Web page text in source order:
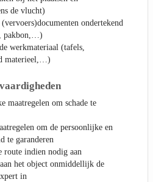
de vlucht)
ondertekend
pakbon,…)
werkmateriaal (tafels,
materieel,…)
maatregelen om schade te
om de persoonlijke en
te garanderen
route indien nodig aan
het object onmiddellijk de
in